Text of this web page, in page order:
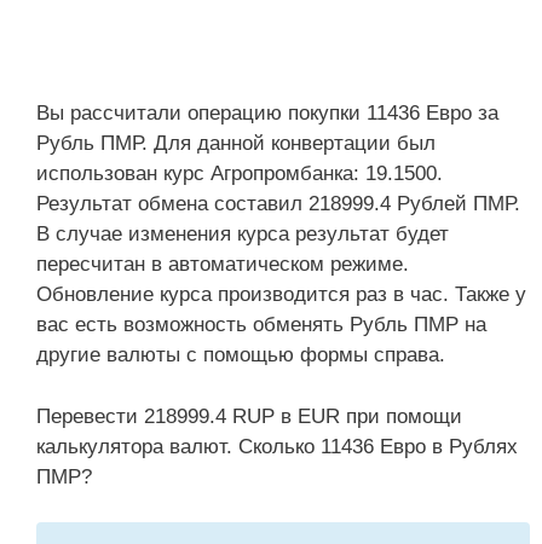
Вы рассчитали операцию покупки 11436 Евро за
Рубль ПМР. Для данной конвертации был
использован курс Агропромбанка: 19.1500.
Результат обмена составил 218999.4 Рублей ПМР.
В случае изменения курса результат будет
пересчитан в автоматическом режиме.
Обновление курса производится раз в час. Также у
вас есть возможность обменять Рубль ПМР на
другие валюты с помощью формы справа.
Перевести 218999.4 RUP в EUR при помощи
калькулятора валют. Сколько 11436 Евро в Рублях
ПМР?